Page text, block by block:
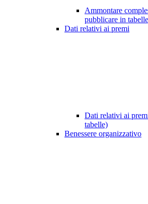
Ammontare
pubblicare in
Dati relativi ai premi
Dati relativi ai
tabelle)
Benessere organizzativo